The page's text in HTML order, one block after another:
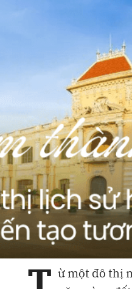
ừ một đô thị